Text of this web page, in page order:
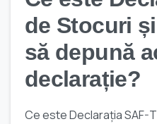
de Stocuri
să depună
declarație?
Ce este Declarația SAF-